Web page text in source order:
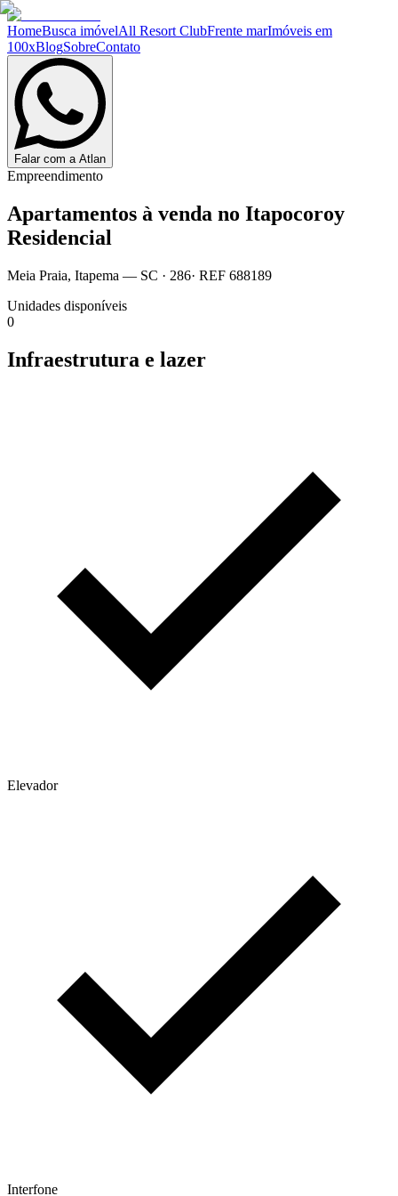
HomeBusca imóvelAll Resort ClubFrente marImóveis em
100xBlogSobreContato
Falar com a Atlan
Empreendimento
Apartamentos à venda no Itapocoroy
Residencial
Meia Praia, Itapema — SC · 286· REF 688189
Unidades disponíveis
0
Infraestrutura e lazer
Elevador
Interfone